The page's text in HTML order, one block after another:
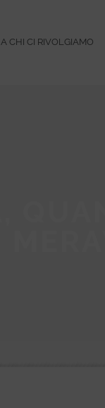
A CHI CI RIVOLGIAMO